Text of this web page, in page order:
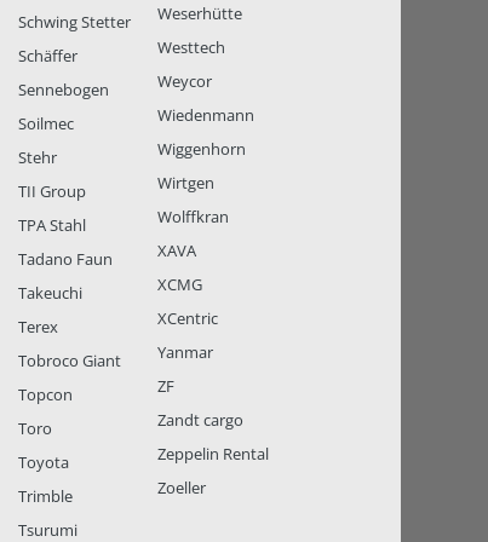
Schwing Stetter
Schäffer
Sennebogen
Soilmec
Stehr
TII Group
TPA Stahl
Tadano Faun
Takeuchi
Terex
Tobroco Giant
Topcon
Toro
Toyota
Trimble
Tsurumi
Weserhütte
Westtech
Weycor
Wiedenmann
Wiggenhorn
Wirtgen
Wolffkran
XAVA
XCMG
XCentric
Yanmar
ZF
Zandt cargo
Zeppelin Rental
Zoeller